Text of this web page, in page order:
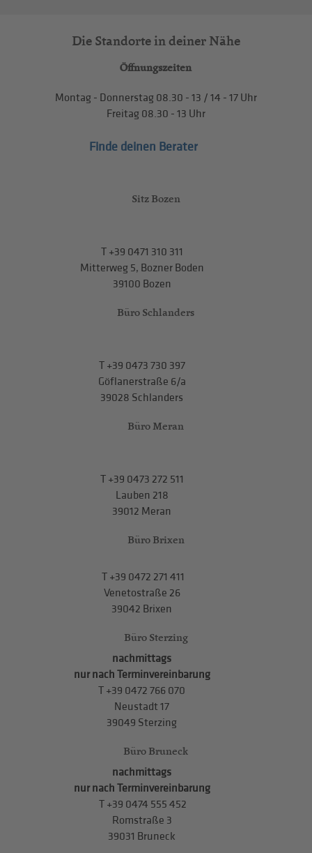
Die Standorte in deiner Nähe
Öffnungszeiten
Montag - Donnerstag 08.30 - 13 / 14 - 17 Uhr
Freitag 08.30 - 13 Uhr
Finde deinen Berater
Sitz Bozen
T+39 0471 310 311
Mitterweg 5, Bozner Boden
39100 Bozen
Büro Schlanders
T+39 0473 730 397
Göflanerstraße 6/a
39028 Schlanders
Büro Meran
T+39 0473 272 511
Lauben 218
39012 Meran
Büro Brixen
T+39 0472 271 411
Venetostraße 26
39042 Brixen
Büro Sterzing
nachmittags
nur nach Terminvereinbarung
T +39 0472 766 070
Neustadt 17
39049 Sterzing
Büro Bruneck
nachmittags
nur nach Terminvereinbarung
T +39 0474 555 452
Romstraße 3
39031 Bruneck